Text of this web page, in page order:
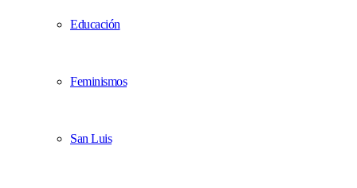
Educación
Feminismos
San Luis